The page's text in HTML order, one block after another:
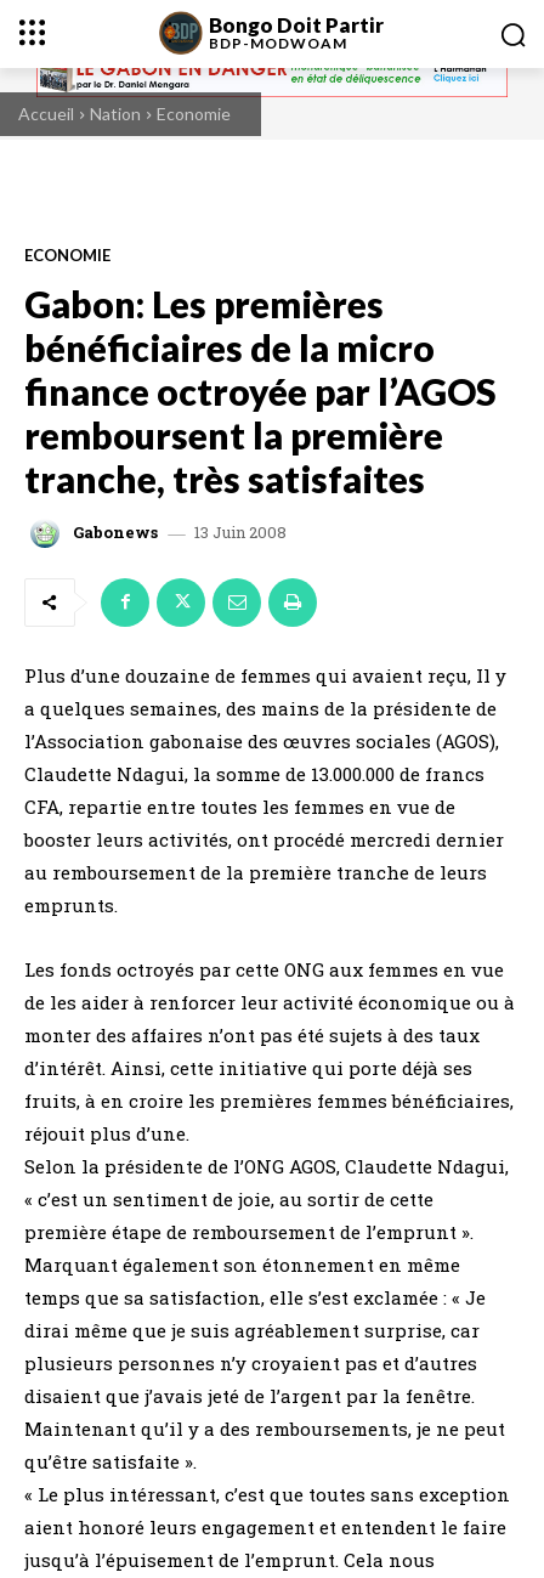
Bongo Doit Partir
BDP-MODWOAM
Accueil Nation Economie
ECONOMIE
Gabon: Les premières
bénéficiaires de la micro
finance octroyée par l’AGOS
remboursent la première
tranche, très satisfaites
Gabonews 13 Juin 2008
Plus d’une douzaine de femmes qui avaient reçu, Il y
a quelques semaines, des mains de la présidente de
l’Association gabonaise des œuvres sociales (AGOS),
Claudette Ndagui, la somme de 13.000.000 de francs
CFA, repartie entre toutes les femmes en vue de
booster leurs activités, ont procédé mercredi dernier
au remboursement de la première tranche de leurs
emprunts.
Les fonds octroyés par cette ONG aux femmes en vue
de les aider à renforcer leur activité économique ou à
monter des affaires n’ont pas été sujets à des taux
d’intérêt. Ainsi, cette initiative qui porte déjà ses
fruits, à en croire les premières femmes bénéficiaires,
réjouit plus d’une.
Selon la présidente de l’ONG AGOS, Claudette Ndagui,
« c’est un sentiment de joie, au sortir de cette
première étape de remboursement de l’emprunt ».
Marquant également son étonnement en même
temps que sa satisfaction, elle s’est exclamée : « Je
dirai même que je suis agréablement surprise, car
plusieurs personnes n’y croyaient pas et d’autres
disaient que j’avais jeté de l’argent par la fenêtre.
Maintenant qu’il y a des remboursements, je ne peut
qu’être satisfaite ».
« Le plus intéressant, c’est que toutes sans exception
aient honoré leurs engagement et entendent le faire
jusqu’à l’épuisement de l’emprunt. Cela nous